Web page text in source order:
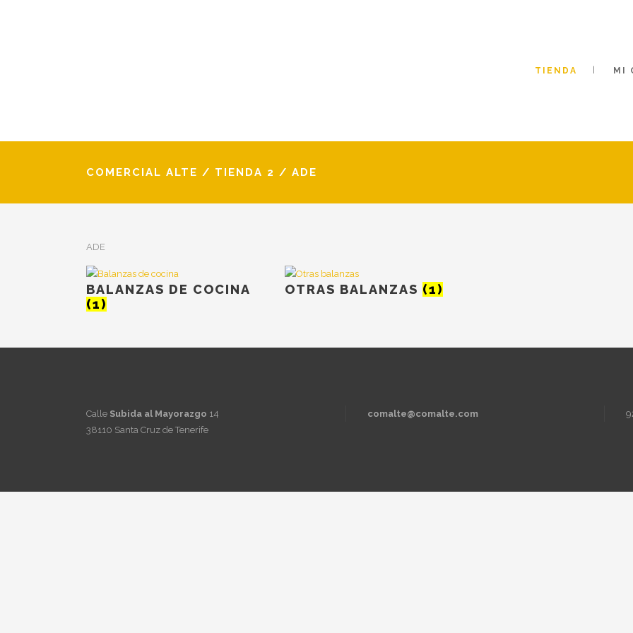
TIENDA MI
COMERCIAL ALTE / TIENDA 2 / ADE
ADE
BALANZAS DE COCINA
(1)
OTRAS BALANZAS (1)
Calle Subida al Mayorazgo 14
38110 Santa Cruz de Tenerife
comalte@comalte.com